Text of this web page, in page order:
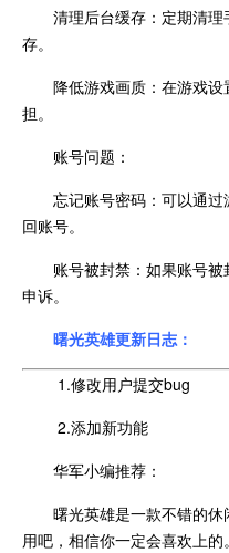
清理后台缓存：定期清
存。
降低游戏画质：在游戏
担。
账号问题：
忘记账号密码：可以通
回账号。
账号被封禁：如果账号
申诉。
曙光英雄更新日志：
1.修改用户提交bug
2.添加新功能
华军小编推荐：
曙光英雄是一款不错的
用吧，相信你一定会喜欢上